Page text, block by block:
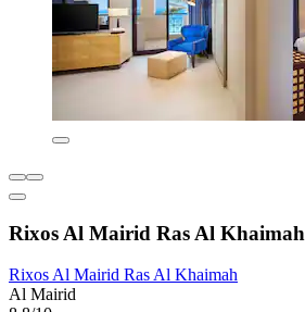
Rixos Al Mairid Ras Al Khaimah
Rixos Al Mairid Ras Al Khaimah
Al Mairid